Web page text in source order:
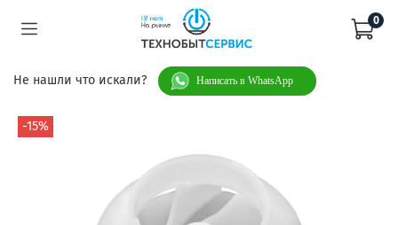
0
Не нашли что искали? Написать в WhatsApp
-15%